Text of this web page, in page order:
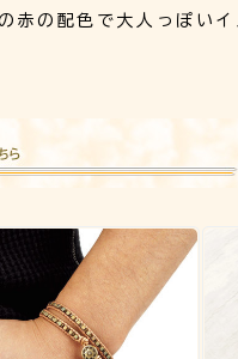
赤の配色で大人っぽい